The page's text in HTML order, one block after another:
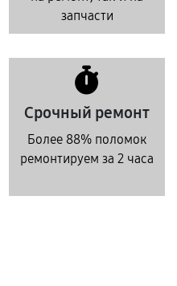
запчасти
Срочный ремонт
Более 88% поломок
ремонтируем за 2 часа